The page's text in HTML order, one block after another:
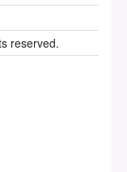
reserved.